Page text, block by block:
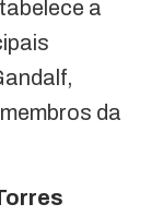
a
da